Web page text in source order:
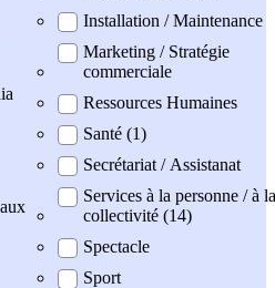
Installation / Maintenance
Marketing / Stratégie
commerciale
Ressources Humaines
Santé (1)
Secrétariat / Assistanat
Services à la personne / à la
collectivité (14)
Spectacle
Sport